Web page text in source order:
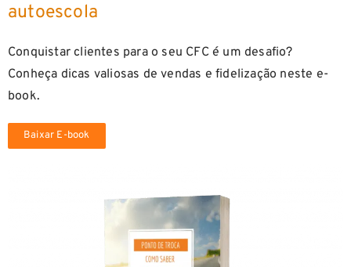
autoescola
Conquistar clientes para o seu CFC é um desafio?
Conheça dicas valiosas de vendas e fidelização neste e-
book.
Baixar E-book